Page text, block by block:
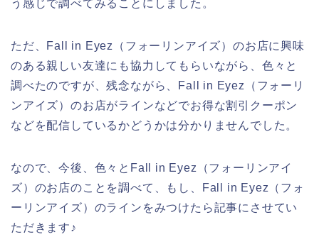
う感じで調べてみることにしました。
ただ、Fall in Eyez（フォーリンアイズ）のお店に興味
のある親しい友達にも協力してもらいながら、色々と
調べたのですが、残念ながら、Fall in Eyez（フォーリ
ンアイズ）のお店がラインなどでお得な割引クーポン
などを配信しているかどうかは分かりませんでした。
なので、今後、色々とFall in Eyez（フォーリンアイ
ズ）のお店のことを調べて、もし、Fall in Eyez（フォ
ーリンアイズ）のラインをみつけたら記事にさせてい
ただきます♪